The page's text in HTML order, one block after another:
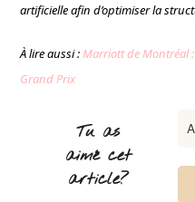
artificielle afin d’optimiser la
À lire aussi :Marriott de Montréal
Grand Prix
Tu as
aimé cet
article?